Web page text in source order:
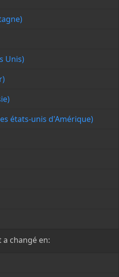
Unis)
états-unis d'Amérique)
changé en: